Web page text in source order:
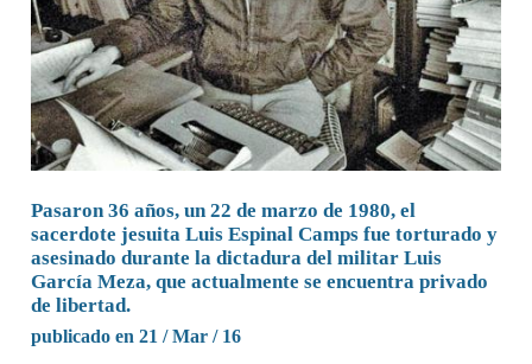
Pasaron 36 años, un 22 de marzo de 1980, el
sacerdote jesuita Luis Espinal Camps fue torturado y
asesinado durante la dictadura del militar Luis
García Meza, que actualmente se encuentra privado
de libertad.
publicado en 21 / Mar / 16